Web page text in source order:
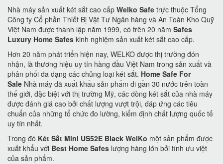
Nhà máy sản xuất két sắt cao cấp Welko Safe trực thuộc Tổng
Công ty Cổ phần Thiết Bị Vật Tư Ngân hàng và An Toàn Kho Quỹ
Việt Nam được thành lập năm 1999, có trên 20 năm Safes
Luxury Home Safes kinh nghiệm sản xuất két sắt cao cấp.
Hơn 20 năm phát triển hiện nay, WELKO được thị trường đón
nhận, là thương hiệu uy tín hàng đầu Việt Nam trong sản xuất và
phân phối đa dạng các chủng loại két sắt. Home Safe For
Sale Nhà máy đã xuất khẩu sản phẩm đi gần 30 nước trên toàn
thế giới, đặc biệt với thị trường Mỹ, các dòng két sắt của nhà máy
được đánh giá cao bởi chất lượng vượt trội, đáp ứng các tiêu
chuẩn của những tổ chức đo lường, kiểm định chất lượng quốc tế
uy tín nhất.
Trong đó Két Sắt Mini US52E Black WelKo một sản phẩm được
xuất khẩu với Best Home Safes lượng hàng lớn bởi tính ưu việt
của sản phẩm.